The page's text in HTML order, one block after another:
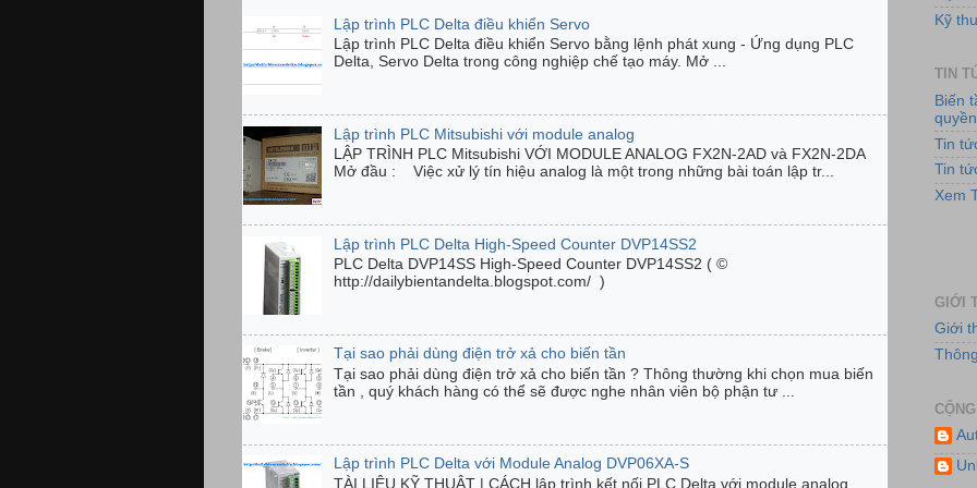
Lập trình PLC Delta điều khiển Servo
Lập trình PLC Delta điều khiển Servo bằng lệnh phát xung - Ứng dụng PLC
Delta, Servo Delta trong công nghiệp chế tạo máy. Mở ...
Lập trình PLC Mitsubishi với module analog
LẬP TRÌNH PLC Mitsubishi VỚI MODULE ANALOG FX2N-2AD và FX2N-2DA
Mở đầu : Việc xử lý tín hiệu analog là một trong những bài toán lập tr...
Lập trình PLC Delta High-Speed Counter DVP14SS2
PLC Delta DVP14SS High-Speed Counter DVP14SS2 ( ©
http://dailybientandelta.blogspot.com/ )
Tại sao phải dùng điện trở xả cho biến tần
Tại sao phải dùng điện trở xả cho biến tần ? Thông thường khi chọn mua biến
tần , quý khách hàng có thể sẽ được nghe nhân viên bộ phận tư ...
Lập trình PLC Delta với Module Analog DVP06XA-S
TÀI LIỆU KỸ THUẬT | CÁCH lập trình kết nối PLC Delta với module analog
Hệ
Kỹ
TIN
Biến
Tin
Tin
Xem
GIỚI
Giới